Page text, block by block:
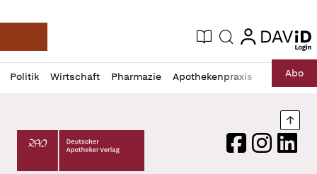
Deutsche Apotheker Zeitung
Aktuelle Ausgabe
Suche login
login
Politik Wirtschaft Pharmazie Apothekenpraxis RechtAbo
Profil
öffnen
Daz
Pur
Deutscher Apotheker Verlag Logo
FacebookInstagram